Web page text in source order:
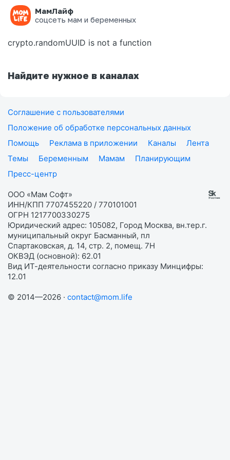
МамЛайф
соцсеть мам и беременных
Ошибка на странице
crypto.randomUUID is not a function
Найдите нужное в каналах
Соглашение с пользователями
Положение об обработке персональных данных
Помощь
Реклама в приложении Каналы
Лента
Темы
Беременным Мамам
Планирующим
Пресс-центр
ООО «Мам Софт»
ИНН/КПП 7707455220 / 770101001
ОГРН 1217700330275
Юридический адрес: 105082, Город Москва, вн.тер.г.
муниципальный округ Басманный, пл
Спартаковская, д. 14, стр. 2, помещ. 7Н
ОКВЭД (основной): 62.01
Вид ИТ-деятельности согласно приказу Минцифры:
12.01
© 2014—2026 · contact@mom.life